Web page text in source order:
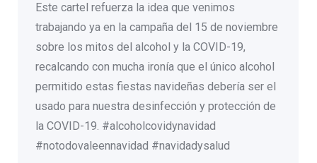
Este cartel refuerza la idea que venimos
trabajando ya en la campaña del 15 de noviembre
sobre los mitos del alcohol y la COVID-19,
recalcando con mucha ironía que el único alcohol
permitido estas fiestas navideñas debería ser el
usado para nuestra desinfección y protección de
la COVID-19. #alcoholcovidynavidad
#notodovaleennavidad #navidadysalud